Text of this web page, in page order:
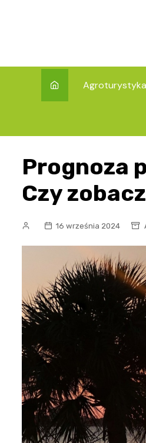
Agroturystyka
Prognoza
Czy
16 września 2024